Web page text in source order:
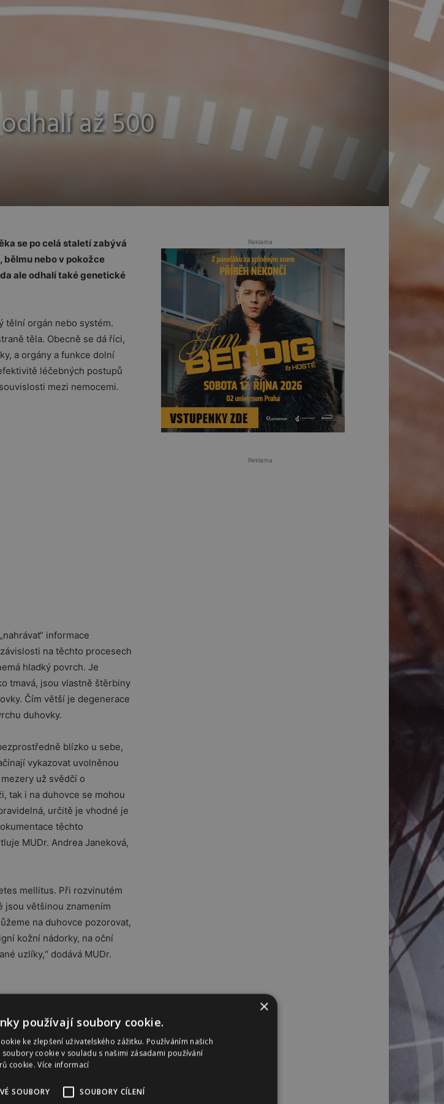
až 500
se po celá staletí zabývá
bělmu nebo v pokožce
ale odhalí také genetické
tělní orgán nebo systém.
těla. Obecně se dá říci,
a orgány a funkce dolní
léčebných postupů
mezi nemocemi.
informace
na těchto procesech
hladký povrch. Je
tmavá, jsou vlastně štěrbiny
Čím větší je degenerace
duhovky.
blízko u sebe,
vykazovat uvolněnou
už svědčí o
tak i na duhovce se mohou
určitě je vhodné je
těchto
MUDr. Andrea Janeková,
mellitus. Při rozvinutém
jsou většinou znamením
na duhovce pozorovat,
kožní nádorky, na oční
uzlíky,“ dodává MUDr.
emoce. Všímáme si však
a optimistickým lidem
ale náchylní k
potížím. Hnědé
rozumem a inteligencí,
Reklama
Reklama
×
používají soubory cookie.
ke zlepšení uživatelského zážitku. Používáním našich
cookie v souladu s našimi zásadami používání
cookie.Více informací
SOUBORY SOUBORY CÍLENÍ